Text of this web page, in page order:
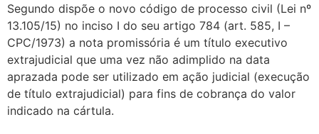
Segundo dispõe o novo código de processo civil (Lei nº
13.105/15) no inciso I do seu artigo 784 (art. 585, I –
CPC/1973) a nota promissória é um título executivo
extrajudicial que uma vez não adimplido na data
aprazada pode ser utilizado em ação judicial (execução
de título extrajudicial) para fins de cobrança do valor
indicado na cártula.